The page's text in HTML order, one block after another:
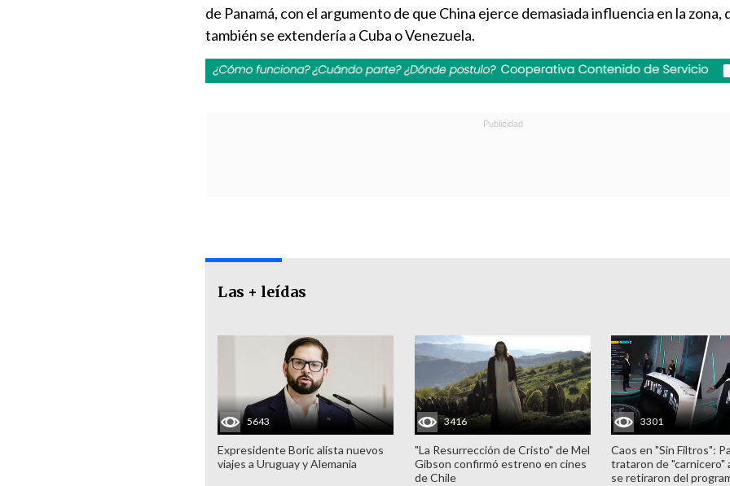
de Panamá, con el argumento de que China ejerce demasiada influencia en la zona,
también se extendería a Cuba o Venezuela.
Las + leídas
5643
Expresidente Boric alista nuevos
viajes a Uruguay y Alemania
3416
"La Resurrección de Cristo" de Mel
Gibson confirmó estreno en cines
de Chile
3301
Caos en "Sin Filtros":
trataron de "carnicero"
se retiraron del